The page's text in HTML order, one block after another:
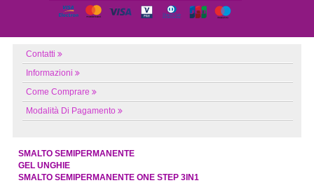
Contatti
Informazioni
Come Comprare
Modalità Di Pagamento
SMALTO SEMIPERMANENTE
GEL UNGHIE
SMALTO SEMIPERMANENTE ONE STEP 3IN1